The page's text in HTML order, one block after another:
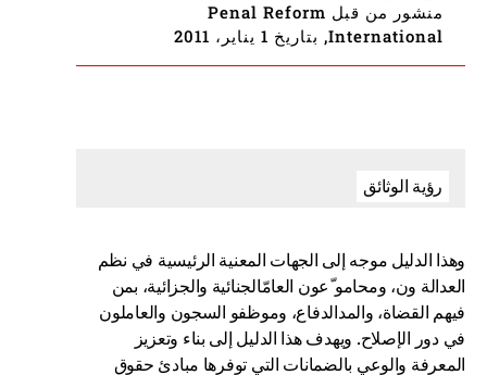
منشور من قبل Penal Reform
International, بتاريخ 1 يناير، 2011
رؤية الوثائق
وهذا الدليل موجه إلى الجهات المعنية الرئيسية في نظم
العدالة ون، ومحامو ّعون العامّالجنائية والجزائية، بمن
فيهم القضاة، والمدالدفاع، وموظفو السجون والعاملون
في دور الإصلاح. ويهدف هذا الدليل إلى بناء وتعزيز
المعرفة والوعي بالضمانات التي توفرها مبادئ حقوق